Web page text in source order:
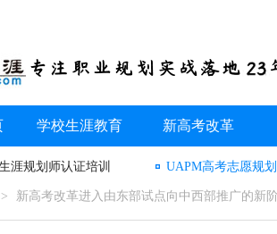
学校生涯教育 新高考改革
涯规划师认证培训 UAPM高考志愿规
> 新高考改革进入由东部试点向中西部推广的新阶